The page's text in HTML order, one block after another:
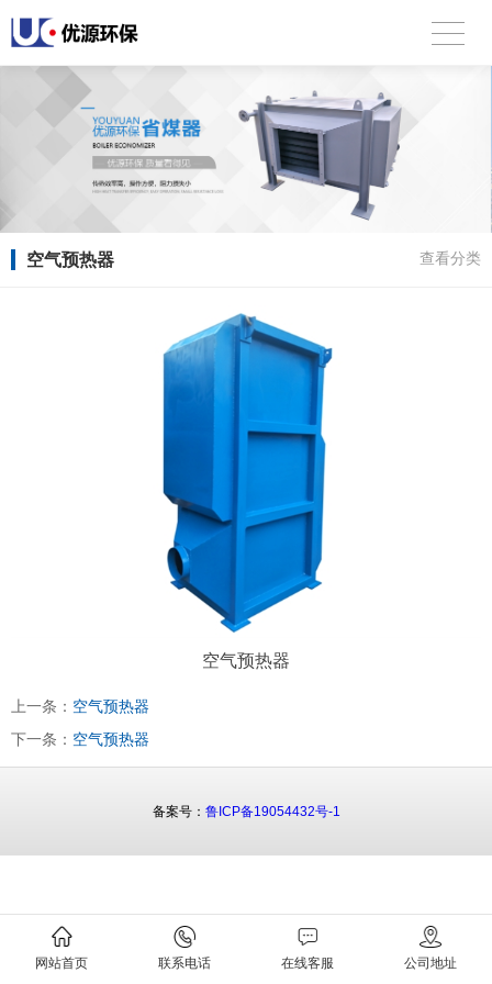
空气预热器 查看分类
空气预热器
上一条： 空气预热器
下一条： 空气预热器
网站首页 联系电话 在线客服 公司地址
备案号： 鲁ICP备19054432号-1